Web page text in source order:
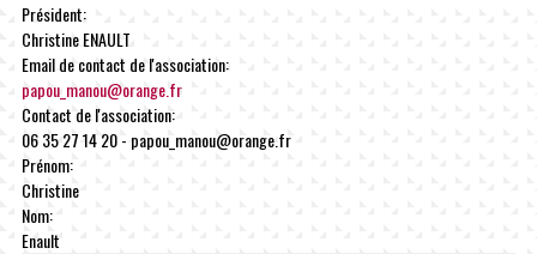
Président:
Christine ENAULT
Email de contact de l'association:
papou_manou@orange.fr
Contact de l'association:
06 35 27 14 20 - papou_manou@orange.fr
Prénom:
Christine
Nom:
Enault